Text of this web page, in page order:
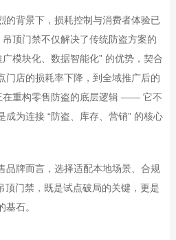
的背景下，损耗控制与消费者体验已
吊顶门禁不仅解决了传统防盗方案的
模块化、数据智能化” 的优势，契合
门店的损耗率下降，到全域推广后的
在重构零售防盗的底层逻辑 —— 它不
成为连接 “防盗、库存、营销” 的核心
品牌而言，选择适配本地场景、合规
顶门禁，既是试点破局的关键，更是
石。